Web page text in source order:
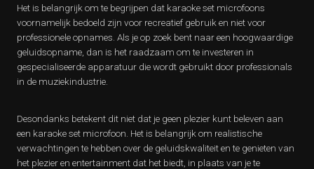
Het is belangrijk om te begrijpen dat karaoke set microfoons
voornamelijk bedoeld zijn voor recreatief gebruik en niet voor
professionele opnames. Als je op zoek bent naar een hoogwaardige
geluidsopname, dan is het raadzaam om te investeren in
gespecialiseerde apparatuur die wordt gebruikt door professionals
in de muziekindustrie.
Desondanks betekent dit niet dat je geen plezier kunt beleven aan
een karaoke set microfoon. Het is belangrijk om realistische
verwachtingen te hebben over de geluidskwaliteit en te genieten van
het plezier en entertainment dat het biedt, in plaats van je te